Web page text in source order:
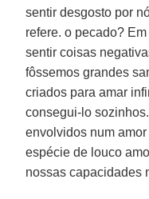
sentir desgosto por
refere. o pecado?
sentir coisas
fôssemos grandes
criados para amar
consegui-lo
envolvidos num
espécie de louco
nossas capacidades